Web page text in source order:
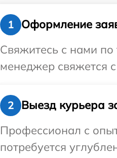
1
Оформление
Свяжитесь с нами по
менеджер свяжется
2
Выезд курьера
Профессионал с
потребуется